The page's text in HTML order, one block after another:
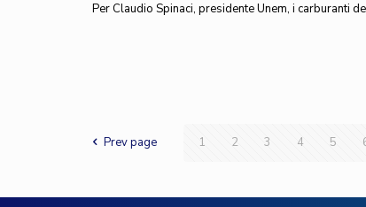
Per Claudio Spinaci, presidente Unem, i carburanti
Prev page 1 2 3 4 5